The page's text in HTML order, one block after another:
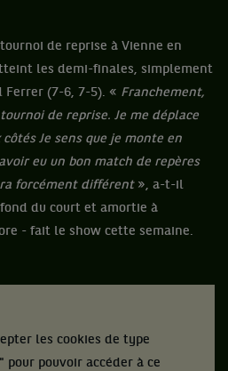
de reprise à Vienne en
les demi-finales, simplement
Ferrer (7-6, 7-5). « Franchement,
de reprise. Je me déplace
Je sens que je monte en
eu un bon match de repères
forcément différent», a-t-il
du court et amortie à
- fait le show cette semaine.
les cookies de type
pour pouvoir accéder à ce